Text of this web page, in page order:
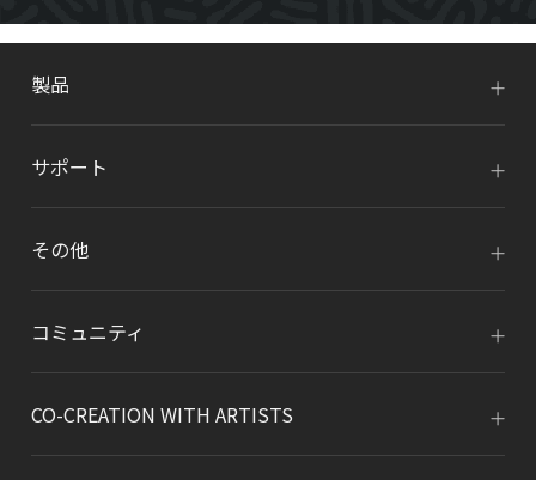
製品
サポート
その他
コミュニティ
CO-CREATION WITH ARTISTS